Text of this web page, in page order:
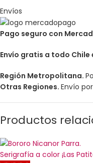
Envíos
Pago seguro con
Envío gratis a todo Chile
Región Metropolitana.
Otras Regiones. Envío
Productos